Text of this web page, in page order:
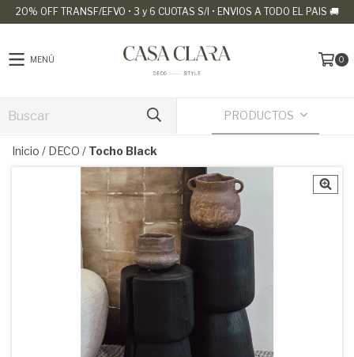
20% OFF TRANSF/EFVO • 3 y 6 CUOTAS S/I • ENVIOS A TODO EL PAIS 🚚
MENÚ 0
PRODUCTOS
Inicio / DECO / Tocho Black